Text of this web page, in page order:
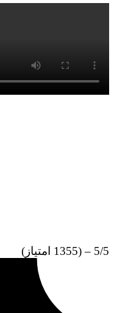
5/5 – (1355 امتیاز)